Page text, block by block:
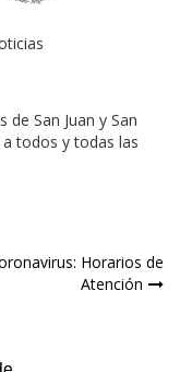
San Juan y San
todos y todas las
Horarios de
Atención